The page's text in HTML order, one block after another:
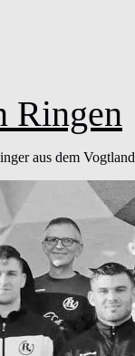
Ringen
aus dem Vogtland